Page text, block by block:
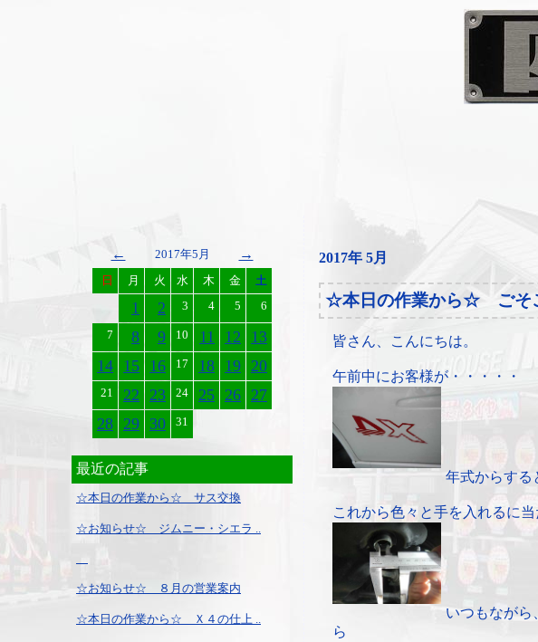
← 2017年5月 →
日 月 火 水 木 金 土
1 2 3 4 5 6
7 8 9 10 11 12
13
14 15 16 17 18 19 20
21 22 23 24 25 26 27
28 29 30 31
最近の記事
☆本日の作業から☆ サス交換
☆お知らせ☆ ジムニー・シエラ ..
☆お知らせ☆ ８月の営業案内
☆本日の作業から☆ Ｘ４の仕上 ..
2017年 5月
☆本日の作業から☆ ごそ
皆さん、こんにちは。
午前中にお客様が・・・・・
年式からする
これから色々と手を入れるに
いつもながら
ら